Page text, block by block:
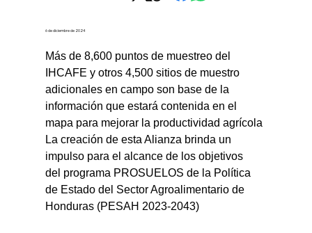
6 de diciembre de 2024
Más de 8,600 puntos de muestreo del
IHCAFE y otros 4,500 sitios de muestro
adicionales en campo son base de la
información que estará contenida en el
mapa para mejorar la productividad agrícola
La creación de esta Alianza brinda un
impulso para el alcance de los objetivos
del programa PROSUELOS de la Política
de Estado del Sector Agroalimentario de
Honduras (PESAH 2023-2043)